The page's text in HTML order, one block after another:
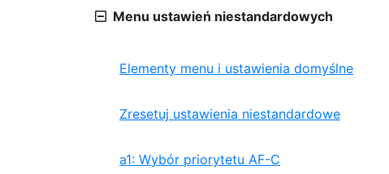
Menu ustawień niestandardowych
Elementy menu i ustawienia domyślne
Zresetuj ustawienia niestandardowe
a1: Wybór priorytetu AF-C